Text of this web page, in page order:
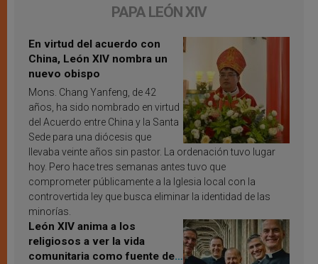
PAPA LEÓN XIV
En virtud del acuerdo con
China, León XIV nombra un
nuevo obispo
Mons. Chang Yanfeng, de 42
años, ha sido nombrado en virtud
del Acuerdo entre China y la Santa
Sede para una diócesis que
llevaba veinte años sin pastor. La ordenación tuvo lugar
hoy. Pero hace tres semanas antes tuvo que
comprometer públicamente a la Iglesia local con la
controvertida ley que busca eliminar la identidad de las
minorías.
León XIV anima a los
religiosos a ver la vida
comunitaria como fuente de